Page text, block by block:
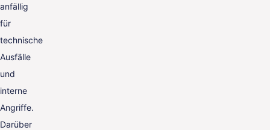
anfällig
für
technische
Ausfälle
und
interne
Angriffe.
Darüber